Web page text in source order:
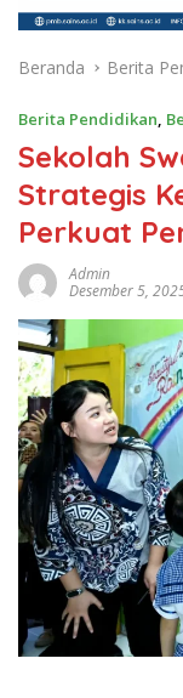
Beranda Berita
Berita Pendidikan,
Sekolah
Strategis
Perkuat
Admin
Desember 5,